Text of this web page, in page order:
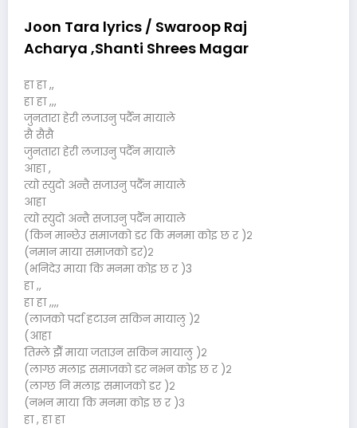
Joon Tara lyrics / Swaroop Raj
Acharya ,Shanti Shrees Magar
हा हा ,,
हा हा ,,,
जुनतारा हेरी लजाउनु पर्दैन मायाले
सै सैसै
जुनतारा हेरी लजाउनु पर्दैन मायाले
आहा ,
त्यो स्युदो अन्तै सजाउनु पर्दैन मायाले
आहा
त्यो स्युदो अन्तै सजाउनु पर्दैन मायाले
(किन मान्छेउ समाजको डर कि मनमा कोइ छ र )२
(नमान माया समाजको डर)२
(भनिदेउ माया कि मनमा कोइ छ र )3
हा ,,
हा हा ,,,,
(लाजको पर्दा हटाउन सकिन मायालु )2
(आहा
तिम्ले झैँ माया जताउन सकिन मायालु )२
(लाग्छ मलाइ समाजको डर नभन कोइ छ र )२
(लाग्छ नि मलाइ समाजको डर )२
(नभन माया कि मनमा कोइ छ र )३
हा , हा हा